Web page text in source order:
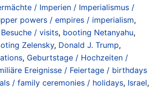
/ Imperien / Imperialismus /
powers / empires / imperialism,
Besuche / visits, booting Netanyahu,
Zelensky, Donald J. Trump,
, Geburtstage / Hochzeiten /
Ereignisse / Feiertage / birthdays
/ family ceremonies / holidays, Israel,